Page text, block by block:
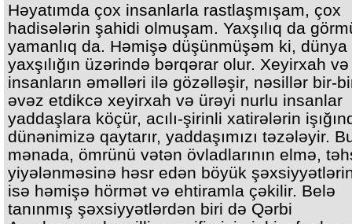
Həyatımda çox insanlarla rastlaşmışam, çox
hadisələrin şahidi olmuşam. Yaxşılıq da
yamanlıq da. Həmişə düşünmüşəm ki, dünya
yaxşılığın üzərində bərqərar olur. Xeyirxah və
insanların əməlləri ilə gözəlləşir, nəsillər bir-
əvəz etdikcə xeyirxah və ürəyi nurlu insanlar
yaddaşlara köçür, acılı-şirinli xatirələrin
dünənimizə qaytarır, yaddaşımızı təzələyir.
mənada, ömrünü vətən övladlarının elmə,
yiyələnməsinə həsr edən böyük
isə həmişə hörmət və ehtiramla çəkilir. Belə
tanınmış şəxsiyyətlərdən biri də Qərbi